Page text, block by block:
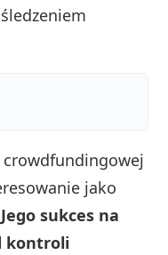
jako
Jego sukces na
kontroli